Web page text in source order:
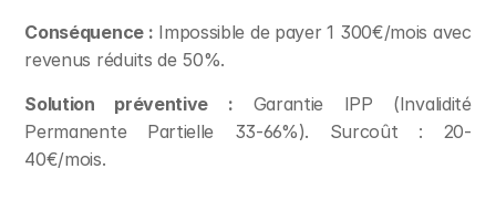
Conséquence : Impossible de payer 1 300€/mois avec
revenus réduits de 50%.
Solution préventive : Garantie IPP (Invalidité
Permanente Partielle 33-66%). Surcoût : 20-
40€/mois.